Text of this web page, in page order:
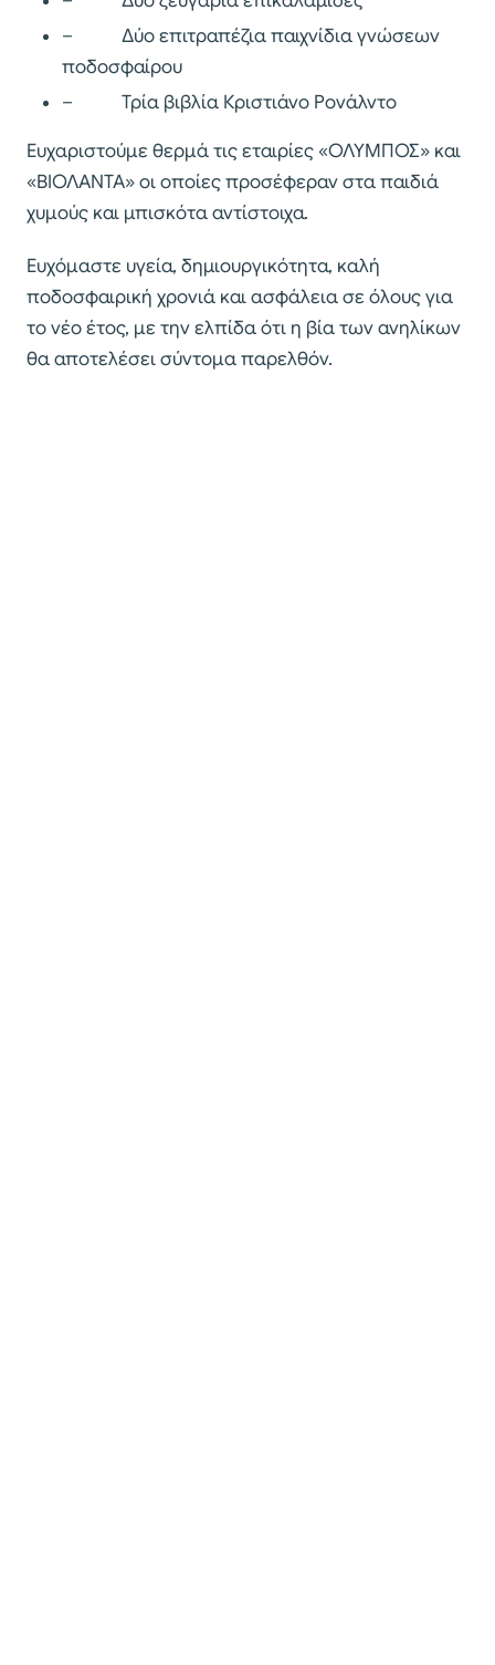
– Δύο επιτραπέζια παιχνίδια γνώσεων
ποδοσφαίρου
– Τρία βιβλία Κριστιάνο Ρονάλντο
Ευχαριστούμε θερμά τις εταιρίες «ΟΛΥΜΠΟΣ» και
«ΒΙΟΛΑΝΤΑ» οι οποίες προσέφεραν στα παιδιά
χυμούς και μπισκότα αντίστοιχα.
Ευχόμαστε υγεία, δημιουργικότητα, καλή
ποδοσφαιρική χρονιά και ασφάλεια σε όλους για
το νέο έτος, με την ελπίδα ότι η βία των ανηλίκων
θα αποτελέσει σύντομα παρελθόν.